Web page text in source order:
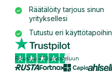
Räätälöity tarjous sinun
yrityksellesi
Tutustu eri käyttötapoihin
Perustuu 430 arvosteluun